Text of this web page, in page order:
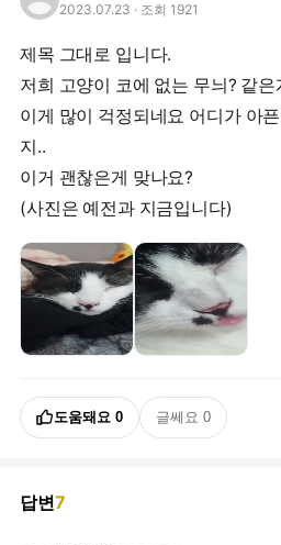
2023.07.23 · 조회 1921
제목 그대로 입니다.
저희 고양이 코에 없는 무늬? 같
이게 많이 걱정되네요 어디가 아
지..
이거 괜찮은게 맞나요?
(사진은 예전과 지금입니다)
도움돼요 0 글쎄요 0
답변7